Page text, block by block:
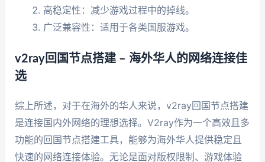
高稳定性：减少游戏过程中的掉线。
广泛兼容性：适用于各类国服游戏。
v2ray回国节点搭建 – 海外华人的网络连接佳
选
综上所述，对于在海外的华人来说，v2ray回国节点搭建
是连接国内外网络的理想选择。V2ray作为一个高效且多
功能的回国节点搭建工具，能够为海外华人提供稳定且
快速的网络连接体验。无论是面对版权限制、游戏体验